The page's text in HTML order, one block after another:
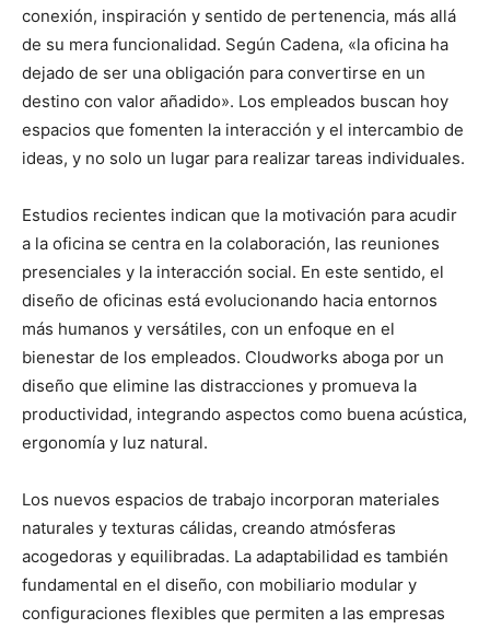
conexión, inspiración y sentido de pertenencia, más allá
de su mera funcionalidad. Según Cadena, «la oficina ha
dejado de ser una obligación para convertirse en un
destino con valor añadido». Los empleados buscan hoy
espacios que fomenten la interacción y el intercambio de
ideas, y no solo un lugar para realizar tareas individuales.
Estudios recientes indican que la motivación para acudir
a la oficina se centra en la colaboración, las reuniones
presenciales y la interacción social. En este sentido, el
diseño de oficinas está evolucionando hacia entornos
más humanos y versátiles, con un enfoque en el
bienestar de los empleados. Cloudworks aboga por un
diseño que elimine las distracciones y promueva la
productividad, integrando aspectos como buena acústica,
ergonomía y luz natural.
Los nuevos espacios de trabajo incorporan materiales
naturales y texturas cálidas, creando atmósferas
acogedoras y equilibradas. La adaptabilidad es también
fundamental en el diseño, con mobiliario modular y
configuraciones flexibles que permiten a las empresas